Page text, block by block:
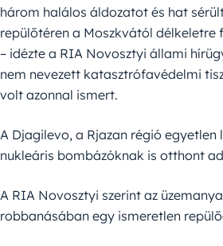
három halálos áldozatot és hat
repülőtéren a Moszkvától délkeletre
– idézte a RIA Novosztyi állami
nem nevezett katasztrófavédelmi
volt azonnal ismert.
A Djagilevo, a Rjazan régió egyetlen
nukleáris bombázóknak is otthont
A RIA Novosztyi szerint az
robbanásában egy ismeretlen